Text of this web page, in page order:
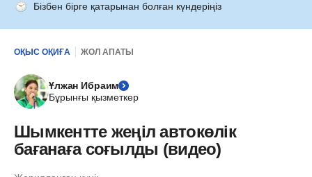
Бізбен бірге қатарынан болған күндеріңіз
ОҚЫС ОҚИҒА ЖОЛ АПАТЫ
Ұлжан Ибраим
Бұрынғы қызметкер
Шымкентте жеңіл автокөлік
бағанаға соғылды (видео)